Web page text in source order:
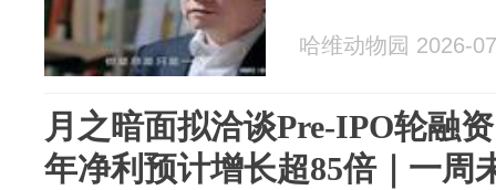
哈维动物园 2026-
月之暗面拟洽谈Pre-IPO轮融
年净利预计增长超85倍｜一周